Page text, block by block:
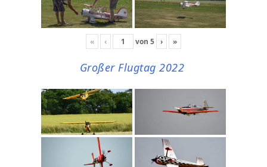
« ‹ von 5 › »
Großer Flugtag 2022